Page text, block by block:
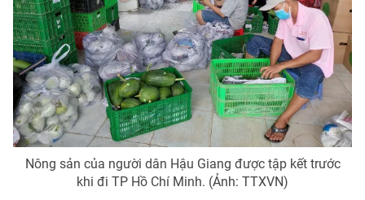
Nông sản của người dân Hậu Giang được tập kết trước
khi đi TP Hồ Chí Minh. (Ảnh: TTXVN)